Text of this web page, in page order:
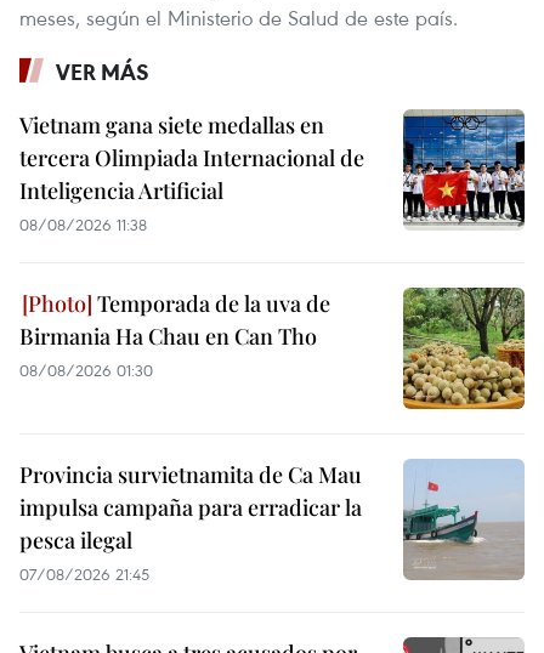
meses, según el Ministerio de Salud de este país.
VER MÁS
Vietnam gana siete medallas en
tercera Olimpiada Internacional de
Inteligencia Artificial
08/08/2026 11:38
Temporada de la uva de
Birmania Ha Chau en Can Tho
08/08/2026 01:30
Provincia survietnamita de Ca Mau
impulsa campaña para erradicar la
pesca ilegal
07/08/2026 21:45